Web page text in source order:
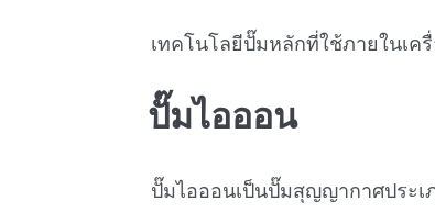
เทคโนโลยีปั๊มหลักที่ใช้ภายในเค
ปั๊มไอออน
ปั๊มไอออนเป็นปั๊มสุญญากาศประเ